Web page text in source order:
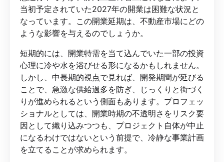
当初予定されていた2027年の開業は困難な状況と
なっています。この開業延期は、不動産市場にどの
ような影響を与えるのでしょうか。
短期的には、開業特需を当て込んでいた一部の投資
心理に冷や水を浴びせる形になるかもしれません。
しかし、中長期的視点で見れば、開発期間が延びる
ことで、急激な供給過多を防ぎ、じっくりと街づく
りが進められるという側面もあります。プロフェッ
ショナルとしては、開業時期の不透明さをリスク要
因として織り込みつつも、プロジェクト自体が中止
になるわけではないという前提で、冷静な事業計画
を立てることが求められます。